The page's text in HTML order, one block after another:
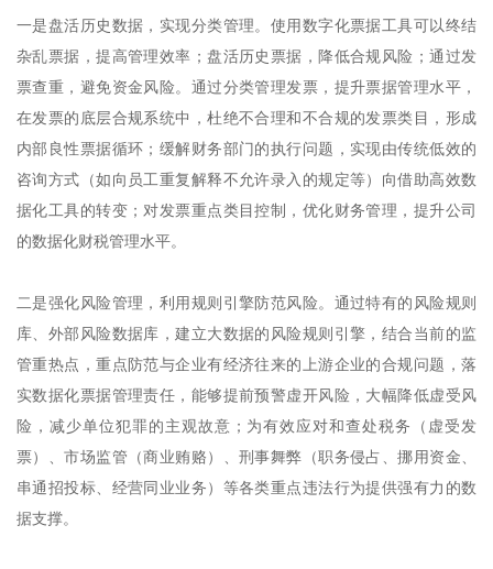
一是盘活历史数据，实现分类管理。使用数字化票据工具可以终结
杂乱票据，提高管理效率；盘活历史票据，降低合规风险；通过发
票查重，避免资金风险。通过分类管理发票，提升票据管理水平，
在发票的底层合规系统中，杜绝不合理和不合规的发票类目，形成
内部良性票据循环；缓解财务部门的执行问题，实现由传统低效的
咨询方式（如向员工重复解释不允许录入的规定等）向借助高效数
据化工具的转变；对发票重点类目控制，优化财务管理，提升公司
的数据化财税管理水平。
二是强化风险管理，利用规则引擎防范风险。通过特有的风险规则
库、外部风险数据库，建立大数据的风险规则引擎，结合当前的监
管重热点，重点防范与企业有经济往来的上游企业的合规问题，落
实数据化票据管理责任，能够提前预警虚开风险，大幅降低虚受风
险，减少单位犯罪的主观故意；为有效应对和查处税务（虚受发
票）、市场监管（商业贿赂）、刑事舞弊（职务侵占、挪用资金、
串通招投标、经营同业业务）等各类重点违法行为提供强有力的数
据支撑。